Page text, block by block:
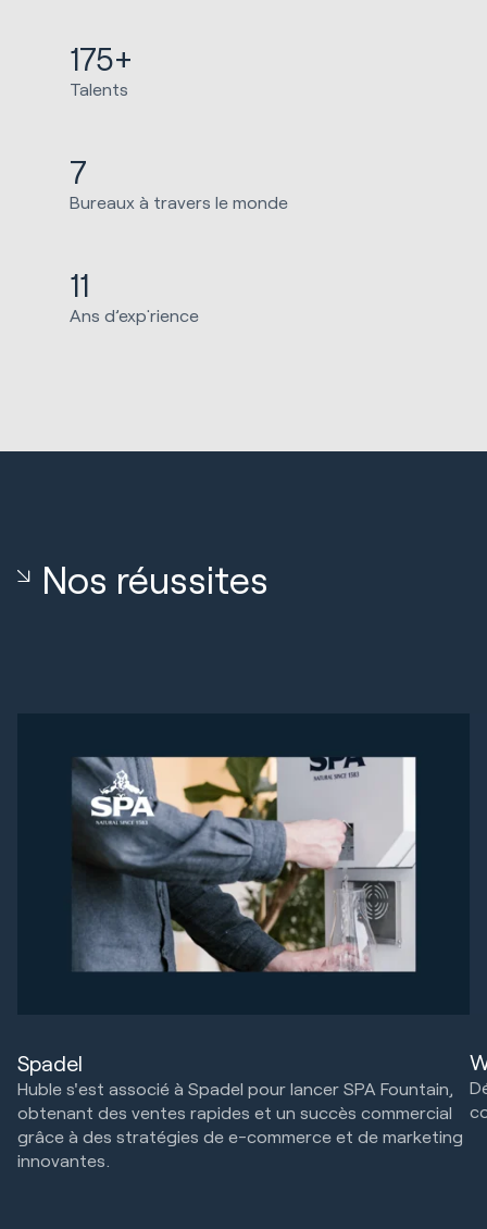
175+
Talents
7
Bureaux à travers le monde
11
Ans d’exp˙rience
Nos réussites
Spadel
Huble s'est associé à Spadel pour lancer SPA Fountain,
obtenant des ventes rapides et un succès commercial
grâce à des stratégies de e-commerce et de marketing
innovantes.